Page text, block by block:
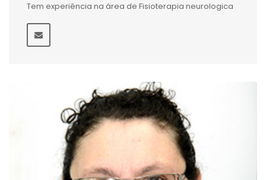
Tem experiência na área de Fisioterapia neurologica